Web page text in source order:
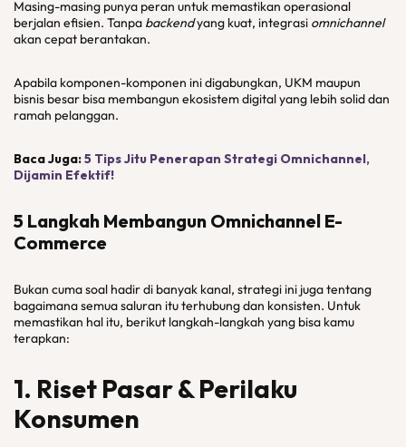
Masing-masing punya peran untuk memastikan operasional
berjalan efisien. Tanpa backendyang kuat, integrasi omnichannel
akan cepat berantakan.
Apabila komponen-komponen ini digabungkan, UKM maupun
bisnis besar bisa membangun ekosistem digital yang lebih solid dan
ramah pelanggan.
Baca Juga:5 Tips Jitu Penerapan Strategi Omnichannel,
Dijamin Efektif!
5 Langkah Membangun Omnichannel E-
Commerce
Bukan cuma soal hadir di banyak kanal, strategi ini juga tentang
bagaimana semua saluran itu terhubung dan konsisten. Untuk
memastikan hal itu, berikut langkah-langkah yang bisa kamu
terapkan:
1. Riset Pasar & Perilaku
Konsumen